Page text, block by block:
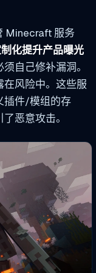
Minecraft 服务
化提升产品曝光
自己修补漏洞。
风险中。这些服
插件/模组的存
恶意攻击。